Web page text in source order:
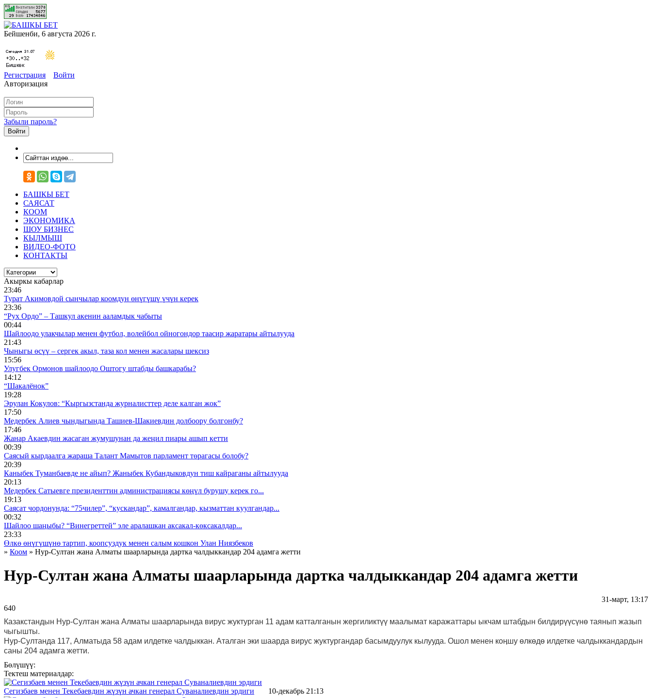
Бейшенби, 6 августа 2026 г.
Регистрация
Войти
Авторизация
Забыли пароль?
БАШКЫ БЕТ
САЯСАТ
КООМ
ЭКОНОМИКА
ШОУ БИЗНЕС
КЫЛМЫШ
ВИДЕО-ФОТО
КОНТАКТЫ
Акыркы кабарлар
23:46
Турат Акимовдой сынчылар коомдун өнүгүшү үчүн керек
23:36
“Рух Ордо” – Ташкул акенин ааламдык чабыты
00:44
Шайлоодо улакчылар менен футбол, волейбол ойногондор таасир жаратары айтылууда
21:43
Чыныгы өсүү – сергек акыл, таза кол менен жасалары шексиз
15:56
Улугбек Ормонов шайлоодо Оштогу штабды башкарабы?
14:12
“Шакалёнок”
19:28
Эрулан Кокулов: “Кыргызстанда журналисттер деле калган жок”
17:50
Медербек Алиев чындыгында Ташиев-Шакиевдин долбоору болгонбу?
17:46
Жанар Акаевдин жасаган жумушунан да жеңил пиары ашып кетти
00:39
Саясый кырдаалга жараша Талант Мамытов парламент төрагасы болобу?
20:39
Каныбек Туманбаевде не айып? Жаныбек Кубандыковдун тиш кайраганы айтылууда
20:13
Медербек Сатыевге президенттин администрациясы көңүл бурушу керек го...
19:13
Саясат чордонунда: “75чилер”, “кускандар”, камалгандар, кызматтан куулгандар...
00:32
Шайлоо шаңыбы? “Винегреттей” эле аралашкан аксакал-көксакалдар...
23:33
Өлкө өнүгүшүнө тартип, коопсуздук менен салым кошкон Улан Ниязбеков
» Коом » Нур-Султан жана Алматы шаарларында дартка чалдыккандар 204 адамга жетти
Нур-Султан жана Алматы шаарларында дартка чалдыккандар 204 адамга жетти
31-март, 13:17
640 ᠌ ᠌ ᠌ ᠌᠌ ᠌ ᠌᠌
Казакстандын Нур-Султан жана Алматы шаарларында вирус жуктурган 11 адам катталганын жергиликтүү маалымат каражаттары ыкчам штабдын билдирүүсүнө таянып жазып
чыгышты.
Нур-Султанда 117, Алматыда 58 адам илдетке чалдыккан. Аталган эки шаарда вирус жуктургандар басымдуулук кылууда. Ошол менен коӊшу өлкөдө илдетке чалдыккандардын
саны 204 адамга жетти.
Бөлүшүү:
Тектеш материалдар:
Сегизбаев менен Текебаевдин жүзүн ачкан генерал Суваналиевдин эрдиги 10-декабрь 21:13